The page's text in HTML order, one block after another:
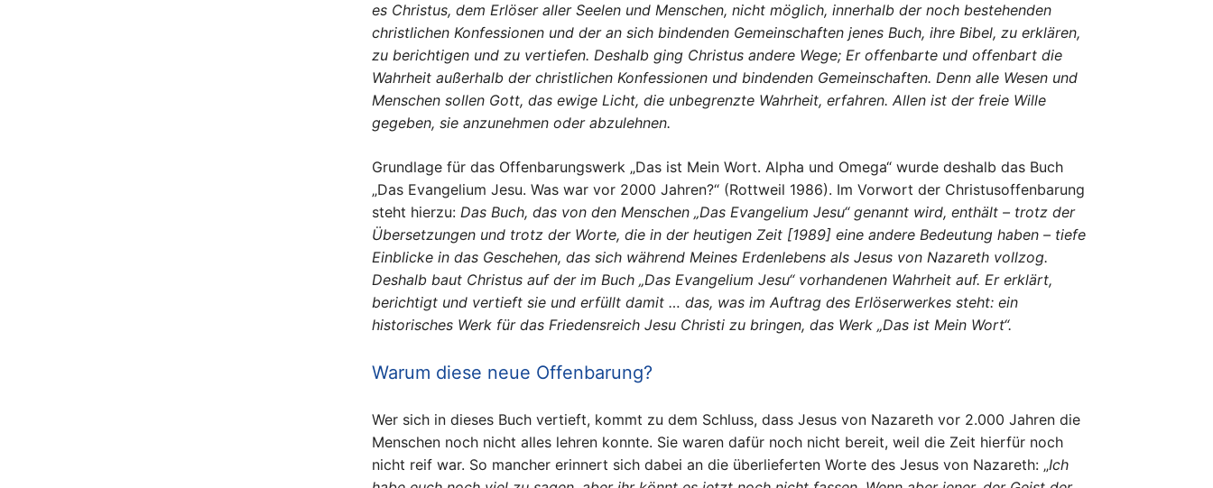
es Christus, dem Erlöser aller Seelen und Menschen, nicht möglich, innerhalb der noch bestehenden
christlichen Konfessionen und der an sich bindenden Gemeinschaften jenes Buch, ihre Bibel, zu erklären,
zu berichtigen und zu vertiefen. Deshalb ging Christus andere Wege; Er offenbarte und offenbart die
Wahrheit außerhalb der christlichen Konfessionen und bindenden Gemeinschaften. Denn alle Wesen und
Menschen sollen Gott, das ewige Licht, die unbegrenzte Wahrheit, erfahren. Allen ist der freie Wille
gegeben, sie anzunehmen oder abzulehnen.
Grundlage für das Offenbarungswerk „Das ist Mein Wort. Alpha und Omega“ wurde deshalb das Buch
„Das Evangelium Jesu. Was war vor 2000 Jahren?“ (Rottweil 1986). Im Vorwort der Christusoffenbarung
steht hierzu: Das Buch, das von den Menschen „Das Evangelium Jesu“ genannt wird, enthält – trotz der
Übersetzungen und trotz der Worte, die in der heutigen Zeit [1989] eine andere Bedeutung haben – tiefe
Einblicke in das Geschehen, das sich während Meines Erdenlebens als Jesus von Nazareth vollzog.
Deshalb baut Christus auf der im Buch „Das Evangelium Jesu“ vorhandenen Wahrheit auf. Er erklärt,
berichtigt und vertieft sie und erfüllt damit … das, was im Auftrag des Erlöserwerkes steht: ein
historisches Werk für das Friedensreich Jesu Christi zu bringen, das Werk „Das ist Mein Wort“.
Warum diese neue Offenbarung?
Wer sich in dieses Buch vertieft, kommt zu dem Schluss, dass Jesus von Nazareth vor 2.000 Jahren die
Menschen noch nicht alles lehren konnte. Sie waren dafür noch nicht bereit, weil die Zeit hierfür noch
nicht reif war. So mancher erinnert sich dabei an die überlieferten Worte des Jesus von Nazareth: „Ich